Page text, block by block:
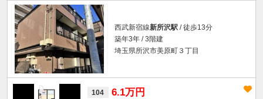
西武新宿線新所沢駅 / 徒歩13分
築年3年 / 3階建
埼玉県所沢市美原町３丁目
104 6.1万円